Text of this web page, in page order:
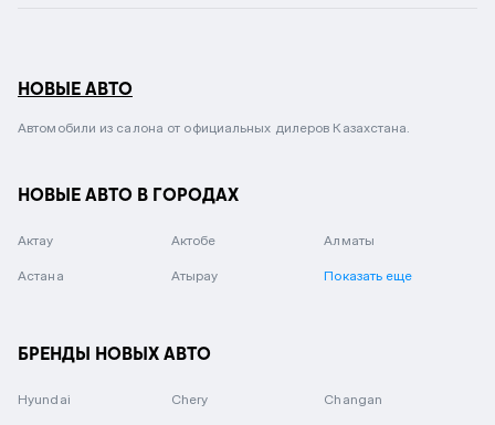
НОВЫЕ АВТО
Автомобили из салона от официальных дилеров Казахстана.
НОВЫЕ АВТО В ГОРОДАХ
Актау Актобе Алматы
Астана Атырау Показать еще
БРЕНДЫ НОВЫХ АВТО
Hyundai Chery Changan